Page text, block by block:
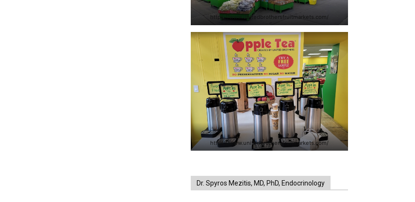
https://www.unitedbrothersfruitmarkets.com/
https://www.unitedbrothersfruitmarkets.com/
Dr. Spyros Mezitis, MD, PhD, Endocrinology